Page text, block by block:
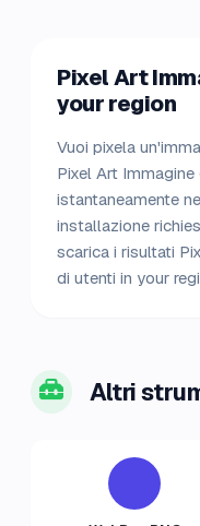
Pixel Art
your region
Vuoi pixela
Pixel Art
istantaneamente
installazione
scarica i risultati
di utenti in your
Altri